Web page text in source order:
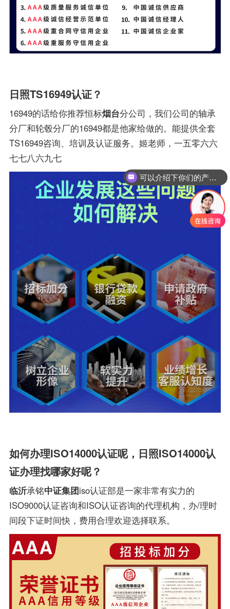
日照TS16949认证？
16949的话给你推荐恒标烟台分公司，我们公司的轴承
分厂和轮毂分厂的16949都是他家给做的。能提供全套
TS16949咨询、培训及认证服务。姬老师，一五零六六
七七八六九七
如何办理ISO14000认证呢，日照ISO14000认
证办理找哪家好呢？
临沂承铭中证集团iso认证部是一家非常有实力的
ISO9000认证咨询和ISO认证咨询的代理机构，办/理时
间段下证时间快，费用合理欢迎选择联系。
可以介绍下你们的产品么？